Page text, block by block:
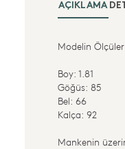
AÇIKLAMA
Modelin
Boy: 1.81
Göğüs: 85
Bel: 66
Kalça: 92
Mankenin